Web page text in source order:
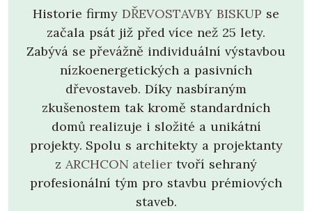
Historie firmy DŘEVOSTAVBY BISKUP se
začala psát již před více než 25 lety.
Zabývá se převážně individuální výstavbou
nízkoenergetických a pasivních
dřevostaveb. Díky nasbíraným
zkušenostem tak kromě standardních
domů realizuje i složité a unikátní
projekty. Spolu s architekty a projektanty
z ARCHCON atelier tvoří sehraný
profesionální tým pro stavbu prémiových
staveb.